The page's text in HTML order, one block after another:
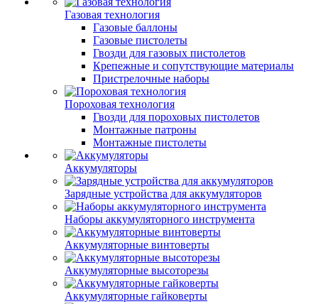
Газовая технология
Газовые баллоны
Газовые пистолеты
Гвозди для газовых пистолетов
Крепежные и сопутствующие материалы
Пристрелочные наборы
Пороховая технология
Гвозди для пороховых пистолетов
Монтажные патроны
Монтажные пистолеты
Аккумуляторы
Зарядные устройства для аккумуляторов
Наборы аккумуляторного инструмента
Аккумуляторные винтоверты
Аккумуляторные высоторезы
Аккумуляторные гайковерты